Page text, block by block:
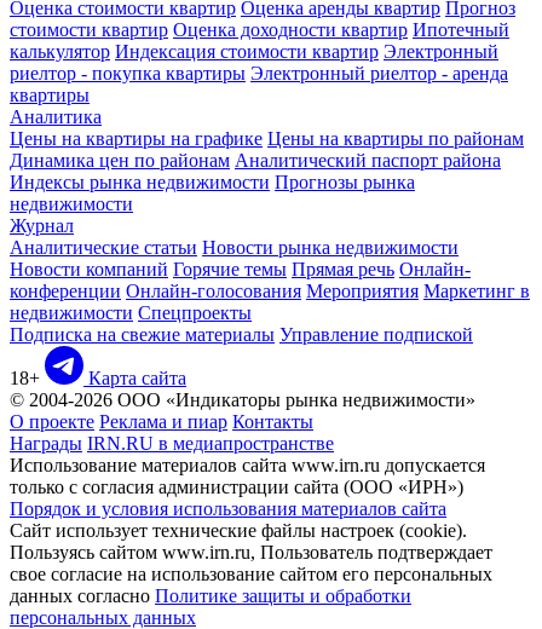
Оценка стоимости квартир Оценка аренды квартир Прогноз
стоимости квартир Оценка доходности квартир Ипотечный
калькулятор Индексация стоимости квартир Электронный
риелтор - покупка квартиры Электронный риелтор - аренда
квартиры
Аналитика
Цены на квартиры на графике Цены на квартиры по районам
Динамика цен по районам Аналитический паспорт района
Индексы рынка недвижимости Прогнозы рынка
недвижимости
Журнал
Аналитические статьи Новости рынка недвижимости
Новости компаний Горячие темы Прямая речь Онлайн-
конференции Онлайн-голосования Мероприятия Маркетинг в
недвижимости Спецпроекты
Подписка на свежие материалы Управление подпиской
18+
Карта сайта
© 2004-2026 ООО «Индикаторы рынка недвижимости»
О проекте Реклама и пиар Контакты
Награды IRN.RU в медиапространстве
Использование материалов сайта www.irn.ru допускается
только с согласия администрации сайта (ООО «ИРН»)
Порядок и условия использования материалов сайта
Сайт использует технические файлы настроек (cookie).
Пользуясь сайтом www.irn.ru, Пользователь подтверждает
свое согласие на использование сайтом его персональных
данных согласно Политике защиты и обработки
персональных данных